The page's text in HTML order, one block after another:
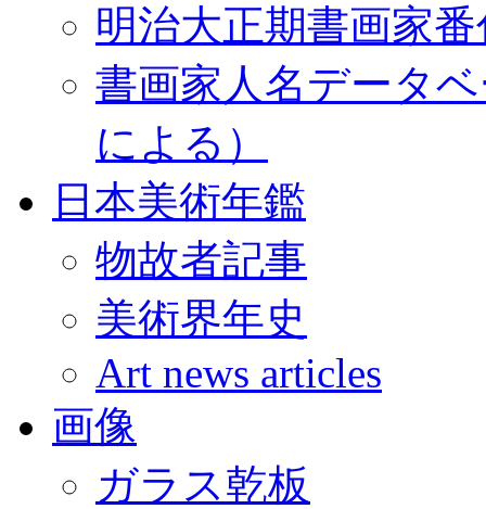
明治大正期書画家
書画家人名データ
による）
日本美術年鑑
物故者記事
美術界年史
Art news articles
画像
ガラス乾板